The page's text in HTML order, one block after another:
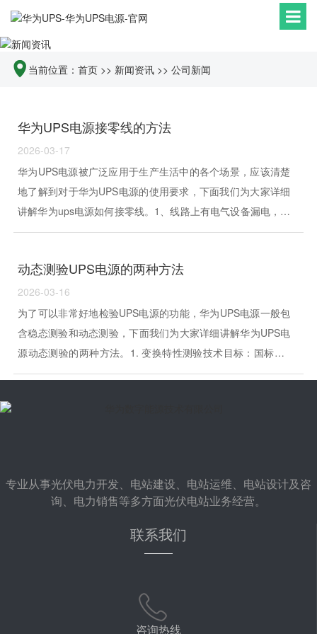
当前位置： 首页 >> 新闻资讯 >> 公司新闻
华为UPS电源接零线的方法
2026-03-17
华为UPS电源被广泛应用于生产生活中的各个场景，应该清楚
地了解到对于华为UPS电源的使用要求，下面我们为大家详细
讲解华为ups电源如何接零线。1、线路上有电气设备漏电，而
保护装置末动作，使零线带电。解决办法：停电进行检修，找
线路上有一相接地，电网中的总保护装···
动态测验UPS电源的两种方法
2026-03-16
为了可以非常好地检验UPS电源的功能，华为UPS电源一般包
含稳态测验和动态测验，下面我们为大家详细讲解华为UPS电
源动态测验的两种方法。1. 变换特性测验技术目标：国标为0
ms。此项首要测验由逆变器供电变换到市电供电或由市电供电
专业从事光伏电力开发、电站建设、电站运维、电站设计及咨
询、电力销售等多方面光伏电站业务经营。
联系我们
咨询热线